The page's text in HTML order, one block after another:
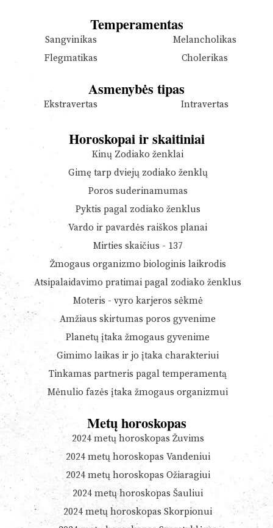
Temperamentas
Sangvinikas
Melancholikas
Flegmatikas
Cholerikas
Asmenybės tipas
Ekstravertas Intravertas
Horoskopai ir skaitiniai
Kinų Zodiako ženklai
Gimę tarp dviejų zodiako ženklų
Poros suderinamumas
Pyktis pagal zodiako ženklus
Vardo ir pavardės raiškos planai
Mirties skaičius - 137
Žmogaus organizmo biologinis laikrodis
Atsipalaidavimo pratimai pagal zodiako ženklus
Moteris - vyro karjeros sėkmė
Amžiaus skirtumas poros gyvenime
Planetų įtaka žmogaus gyvenime
Gimimo laikas ir jo įtaka charakteriui
Tinkamas partneris pagal temperamentą
Mėnulio fazės įtaka žmogaus organizmui
Metų horoskopas
2024 metų horoskopas Žuvims
2024 metų horoskopas Vandeniui
2024 metų horoskopas Ožiaragiui
2024 metų horoskopas Šauliui
2024 metų horoskopas Skorpionui